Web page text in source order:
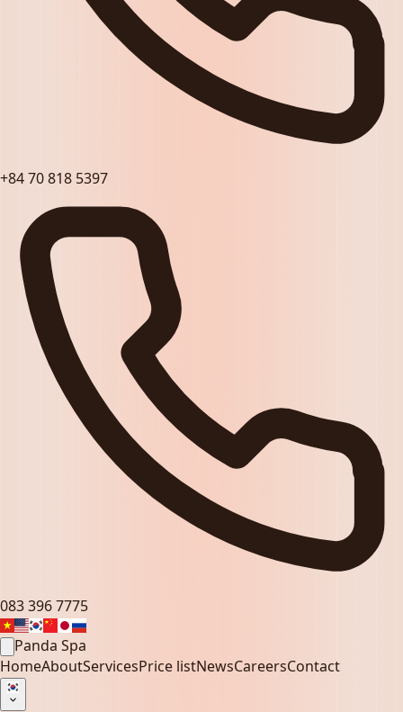
+84 70 818 5397
083 396 7775
Panda Spa
HomeAboutServicesPrice listNewsCareersContact